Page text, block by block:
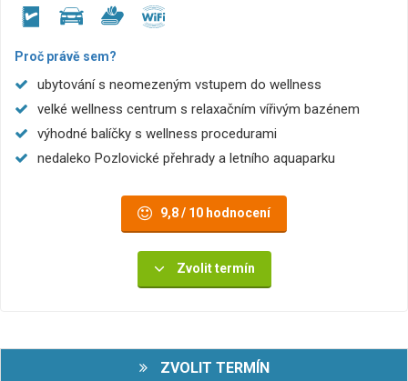
Proč právě sem?
ubytování s neomezeným vstupem do wellness
velké wellness centrum s relaxačním vířivým bazénem
výhodné balíčky s wellness procedurami
nedaleko Pozlovické přehrady a letního aquaparku
9,8 / 10 hodnocení
Zvolit termín
ZVOLIT TERMÍN